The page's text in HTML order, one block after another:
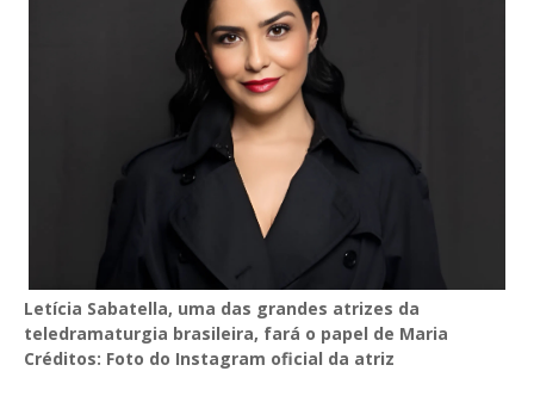
Letícia Sabatella, uma das grandes atrizes da
teledramaturgia brasileira, fará o papel de Maria
Créditos: Foto do Instagram oficial da atriz